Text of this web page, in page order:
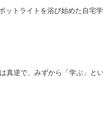
トライトを浴び始めた自宅
逆で、みずから「学ぶ」と